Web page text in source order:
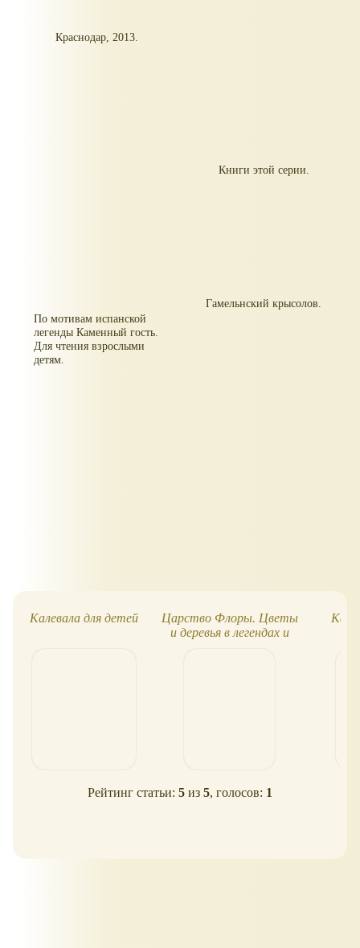
Краснодар, 2013.
Книги этой серии.
По мотивам испанской
легенды Каменный гость.
Для чтения взрослыми
детям.
Гамельнский крысолов.
Калевала для детей
Царство Флоры. Цветы
и деревья в легендах и
Рейтинг статьи: 5 из 5, голосов: 1